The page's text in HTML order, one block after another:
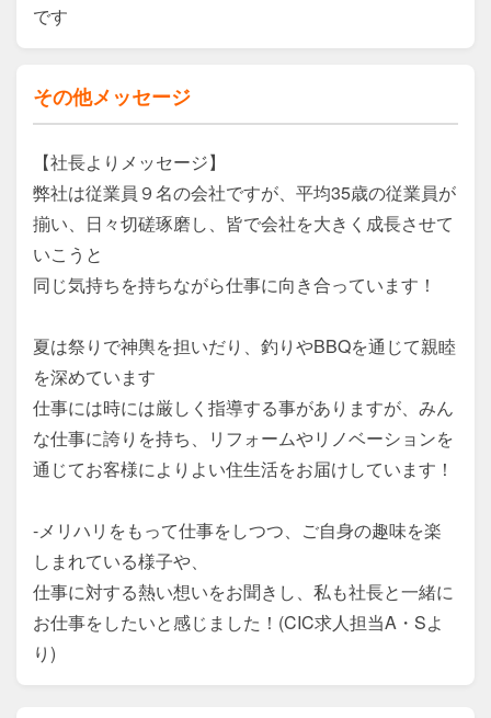
です
その他メッセージ
【社長よりメッセージ】
弊社は従業員９名の会社ですが、平均35歳の従業員が
揃い、日々切磋琢磨し、皆で会社を大きく成長させて
いこうと
同じ気持ちを持ちながら仕事に向き合っています！
夏は祭りで神輿を担いだり、釣りやBBQを通じて親睦
を深めています
仕事には時には厳しく指導する事がありますが、みん
な仕事に誇りを持ち、リフォームやリノベーションを
通じてお客様によりよい住生活をお届けしています！
-メリハリをもって仕事をしつつ、ご自身の趣味を楽
しまれている様子や、
仕事に対する熱い想いをお聞きし、私も社長と一緒に
お仕事をしたいと感じました！(CIC求人担当A・Sよ
り)